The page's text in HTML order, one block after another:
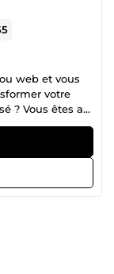
web et vous
votre
? Vous êtes au
ComeUp et des
production. Ce
Node.js et